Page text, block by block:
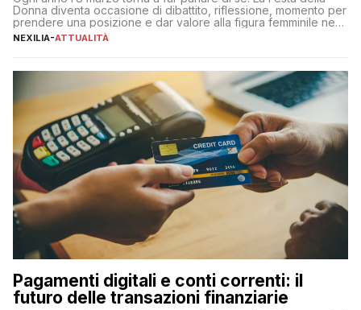
Donna diventa occasione di dibattito, riflessione, momento per
prendere una posizione e dar valore alla figura femminile nella
sua complessità e crucialità. A lanciare un messaggio “forte e
NEXILIA-ATTUALITÀ
Pagamenti digitali e conti correnti: il
futuro delle transazioni finanziarie